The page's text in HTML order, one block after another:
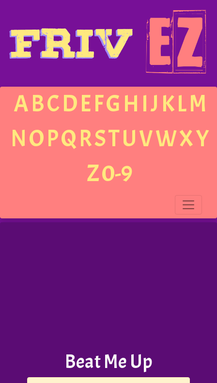
ABCDEFGH IJ KLM
NOPQRSTUVWXY
Z0-9
Beat Me Up